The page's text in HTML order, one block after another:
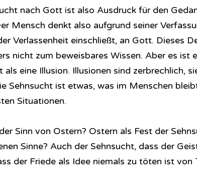
nach Gott ist also Ausdruck für den
Mensch denkt also aufgrund seiner
Verlassenheit einschließt, an Gott. Dieses
nicht zum beweisbares Wissen. Aber es ist
als eine Illusion. Illusionen sind zerbrechlich,
Sehnsucht ist etwas, was im Menschen
Situationen.
Sinn von Ostern? Ostern als Fest der
Sinne? Auch der Sehnsucht, dass der
der Friede als Idee niemals zu töten ist von